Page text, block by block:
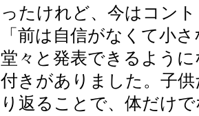
ったけれど、今はコン
「前は自信がなくて小
堂々と発表できるよう
付きがありました。子
り返ることで、体だけ